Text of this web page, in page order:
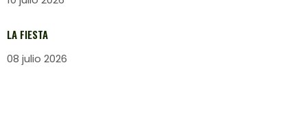
LA FIESTA
08 julio 2026